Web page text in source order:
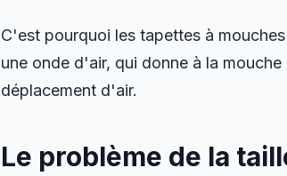
C'est pourquoi les tapettes à
une onde d'air, qui donne à la
déplacement d'air.
Le problème de la